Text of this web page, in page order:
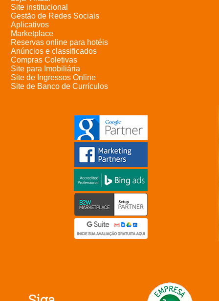
Site institucional
Gestão de Redes Sociais
Aplicativos
Marketplace
Reservas online para hotéis
Anúncios e classificados
Compras Coletivas
Site para Imobiliária
Site de Ingressos Online
Site de Banco de Currículos